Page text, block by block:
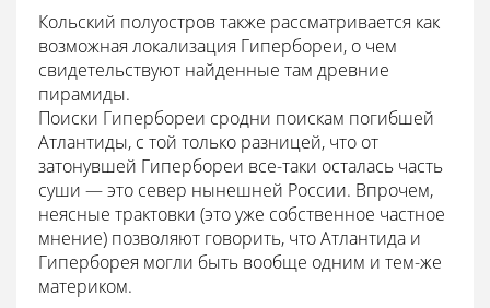
Кольский полуостров также рассматривается как
возможная локализация Гипербореи, о чем
свидетельствуют найденные там древние
пирамиды.
Поиски Гипербореи сродни поискам погибшей
Атлантиды, с той только разницей, что от
затонувшей Гипербореи все-таки осталась часть
суши — это север нынешней России. Впрочем,
неясные трактовки (это уже собственное частное
мнение) позволяют говорить, что Атлантида и
Гиперборея могли быть вообще одним и тем-же
материком.